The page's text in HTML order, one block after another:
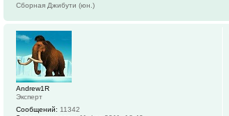
Сборная Джибути (юн.)
Andrew1R
Эксперт
Сообщений: 11342